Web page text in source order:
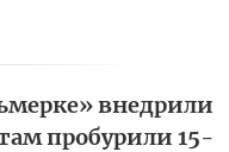
внедрили
пробурили 15-